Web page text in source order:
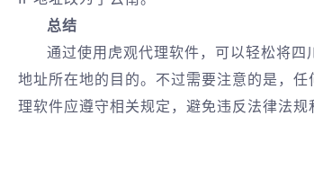
总结
通过使用虎观代理软件，可以轻松将
地址所在地的目的。不过需要注意的是，
理软件应遵守相关规定，避免违反法律法规